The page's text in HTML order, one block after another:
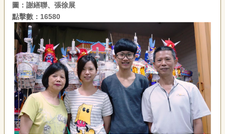
察
傳
藝
傳
圖：謝繕聯、張徐展
點擊數：16580